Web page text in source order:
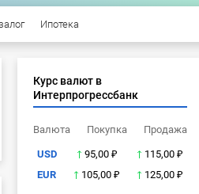
Ипотека
Курс валют в
Интерпрогрессбанк
Валюта Покупка Продажа
USD 95,00 ₽
115,00 ₽
EUR
105,00 ₽ 125,00 ₽